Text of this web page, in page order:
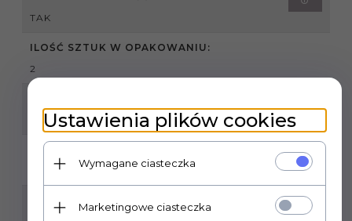
TAK
ILOŚĆ SZTUK W OPAKOWANIU:
2
RODZAJ POWIERZCHNI:
MATOWA
ZASTOSOWANIE:
Ustawienia plików cookies
Wymagane ciasteczka
Marketingowe ciasteczka